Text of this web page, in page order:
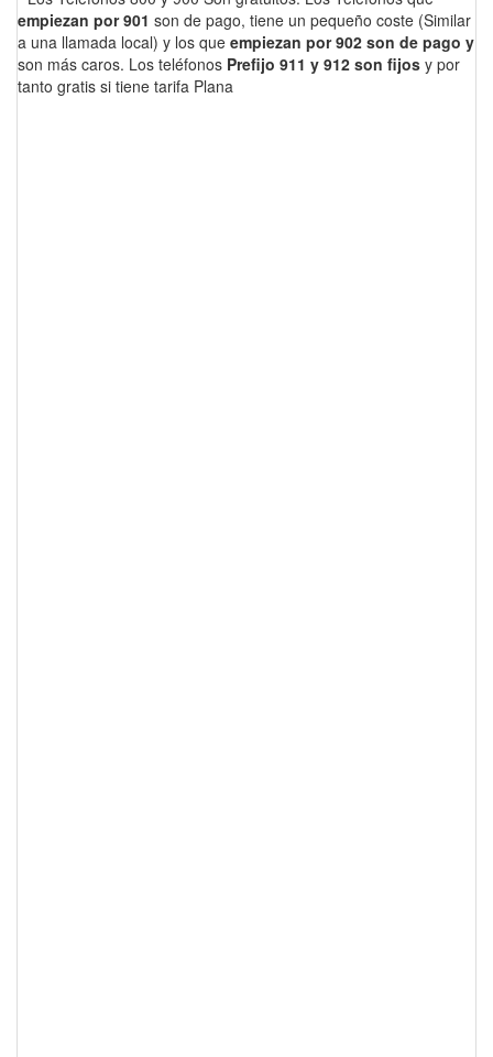
empiezan por 901 son de pago, tiene un pequeño coste (Similar
a una llamada local) y los que empiezan por 902 son de pago y
son más caros. Los teléfonos Prefijo 911 y 912 son fijos y por
tanto gratis si tiene tarifa Plana